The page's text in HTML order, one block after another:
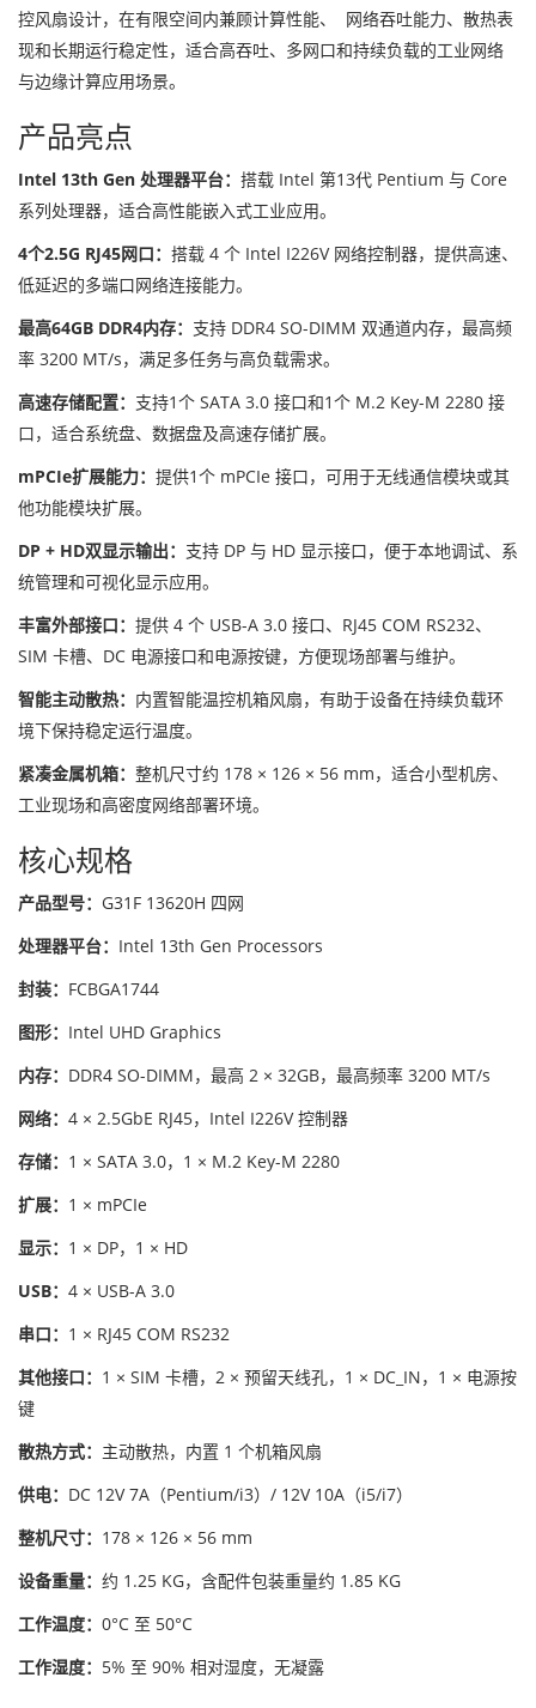
控风扇设计，在有限空间内兼顾计算性能、 网络吞吐能力、散热表
现和长期运行稳定性，适合高吞吐、多网口和持续负载的工业网络
与边缘计算应用场景。
产品亮点
Intel 13th Gen 处理器平台： 搭载 Intel 第13代 Pentium 与 Core
系列处理器，适合高性能嵌入式工业应用。
4个2.5G RJ45网口： 搭载 4 个 Intel I226V 网络控制器，提供高速、
低延迟的多端口网络连接能力。
最高64GB DDR4内存： 支持 DDR4 SO-DIMM 双通道内存，最高频
率 3200 MT/s，满足多任务与高负载需求。
高速存储配置： 支持1个 SATA 3.0 接口和1个 M.2 Key-M 2280 接
口，适合系统盘、数据盘及高速存储扩展。
mPCIe扩展能力： 提供1个 mPCIe 接口，可用于无线通信模块或其
他功能模块扩展。
DP + HD双显示输出： 支持 DP 与 HD 显示接口，便于本地调试、系
统管理和可视化显示应用。
丰富外部接口： 提供 4 个 USB-A 3.0 接口、RJ45 COM RS232、
SIM 卡槽、DC 电源接口和电源按键，方便现场部署与维护。
智能主动散热： 内置智能温控机箱风扇，有助于设备在持续负载环
境下保持稳定运行温度。
紧凑金属机箱： 整机尺寸约 178 × 126 × 56 mm，适合小型机房、
工业现场和高密度网络部署环境。
核心规格
产品型号： G31F 13620H 四网
处理器平台： Intel 13th Gen Processors
封装： FCBGA1744
图形： Intel UHD Graphics
内存： DDR4 SO-DIMM，最高 2 × 32GB，最高频率 3200 MT/s
网络： 4 × 2.5GbE RJ45，Intel I226V 控制器
存储： 1 × SATA 3.0，1 × M.2 Key-M 2280
扩展： 1 × mPCIe
显示： 1 × DP，1 × HD
USB： 4 × USB-A 3.0
串口： 1 × RJ45 COM RS232
其他接口： 1 × SIM 卡槽，2 × 预留天线孔，1 × DC_IN，1 × 电源按
键
散热方式： 主动散热，内置 1 个机箱风扇
供电： DC 12V 7A（Pentium/i3）/ 12V 10A（i5/i7）
整机尺寸： 178 × 126 × 56 mm
设备重量： 约 1.25 KG，含配件包装重量约 1.85 KG
工作温度： 0°C 至 50°C
工作湿度： 5% 至 90% 相对湿度，无凝露